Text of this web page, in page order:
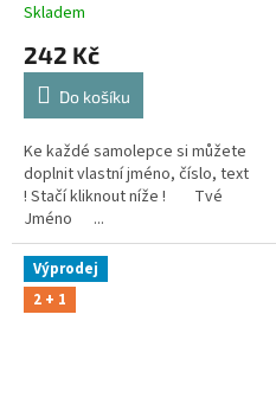
Skladem
242 Kč
Do košíku
Ke každé samolepce si můžete
doplnit vlastní jméno, číslo, text
! Stačí kliknout níže ! Tvé
Jméno ...
Výprodej
2 + 1